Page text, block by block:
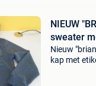
NIEUW
sweater
Nieuw
kap met